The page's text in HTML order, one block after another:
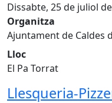
Dissabte, 25 de juliol
Organitza
Ajuntament de Caldes
Lloc
El Pa Torrat
Llesqueria-